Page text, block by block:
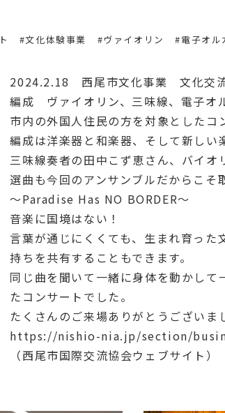
#文化体験事業 #ヴァイオリン #電子オル
2024.2.18 西尾市文化事業 文化交
編成 ヴァイオリン、三味線、電子オ
市内の外国人住民の方を対象としたコ
編成は洋楽器と和楽器、そして新しい
三味線奏者の田中こず恵さん、バイオ
選曲も今回のアンサンブルだからこそ
～Paradise Has NO BORDER～
音楽に国境はない！
言葉が通じにくくても、生まれ育った
持ちを共有することもできます。
同じ曲を聞いて一緒に身体を動かして
たコンサートでした。
たくさんのご来場ありがとうございま
https://nishio-nia.jp/section/
（西尾市国際交流協会ウェブサイト）